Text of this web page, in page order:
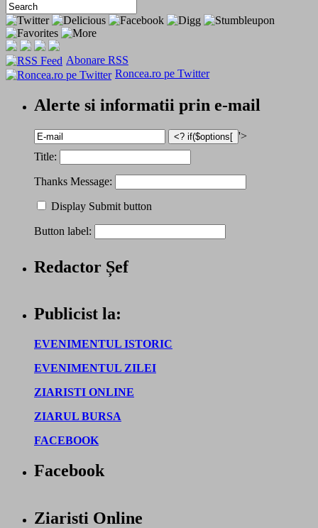
Abonare RSS
Roncea.ro pe Twitter
Alerte si informatii prin e-mail
'>
Title:
Thanks Message:
Display Submit button
Button label:
Redactor Șef
Publicist la:
EVENIMENTUL ISTORIC
EVENIMENTUL ZILEI
ZIARISTI ONLINE
ZIARUL BURSA
FACEBOOK
Facebook
Ziaristi Online